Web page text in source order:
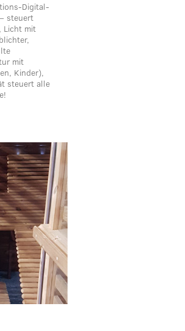
Digital-
steuert
Licht mit
mit
Kinder),
steuert alle